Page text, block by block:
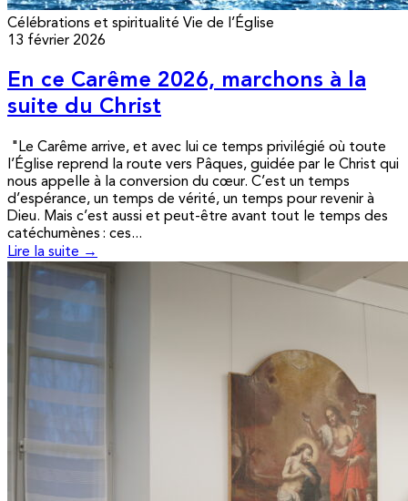
Célébrations et spiritualité Vie de l’Église
13 février 2026
En ce Carême 2026, marchons à la
suite du Christ
"Le Carême arrive, et avec lui ce temps privilégié où toute
l’Église reprend la route vers Pâques, guidée par le Christ qui
nous appelle à la conversion du cœur. C’est un temps
d’espérance, un temps de vérité, un temps pour revenir à
Dieu. Mais c’est aussi et peut-être avant tout le temps des
catéchumènes : ces...
Lire la suite →